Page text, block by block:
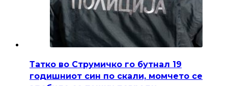
Татко во Струмичко го бутнал 19
годишниот син по скали, момчето се